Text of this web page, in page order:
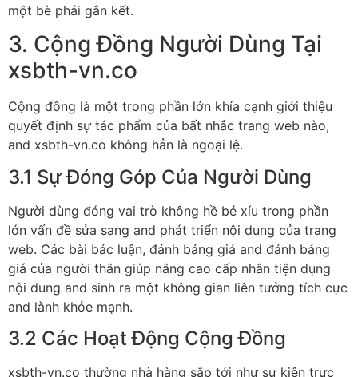
một bè phái gắn kết.
3. Cộng Đồng Người Dùng Tại
xsbth-vn.co
Cộng đồng là một trong phần lớn khía cạnh giới thiệu
quyết định sự tác phẩm của bất nhắc trang web nào,
and xsbth-vn.co không hẳn là ngoại lệ.
3.1 Sự Đóng Góp Của Người Dùng
Người dùng đóng vai trò không hề bé xíu trong phần
lớn vấn đề sửa sang and phát triển nội dung của trang
web. Các bài bác luận, đánh bảng giá and đánh bảng
giá của người thân giúp nâng cao cấp nhân tiện dụng
nội dung and sinh ra một không gian liên tưởng tích cực
and lành khỏe mạnh.
3.2 Các Hoạt Động Cộng Đồng
xsbth-vn.co thường nhà hàng sắp tới như sự kiện trực